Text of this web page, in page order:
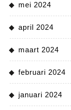
mei 2024
april 2024
maart 2024
februari 2024
januari 2024